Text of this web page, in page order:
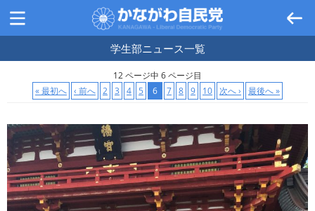
学生部ニュース一覧
12 ページ中 6 ページ目
« 最初へ ‹ 前へ 2 3 4 5 6 7 8 9 10 次へ › 最後へ »